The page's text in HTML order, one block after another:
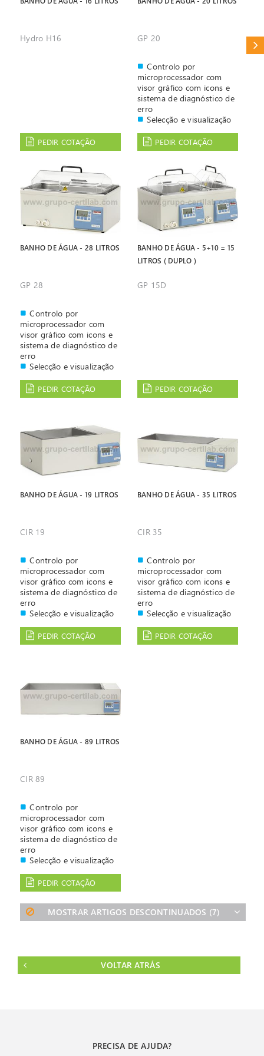
Hydro H16
PEDIR COTAÇÃO
GP 20
Controlo por
microprocessador com
visor gráfico com icons e
sistema de diagnóstico de
erro
Selecção e visualização
Possibilidade de
programar até 4
Alarme audível e sonoro
Interior e resistências
em aço inoxidável
PEDIR COTAÇÃO
BANHO DE ÁGUA - 28 LITROS
GP 28
Controlo por
microprocessador com
visor gráfico com icons e
sistema de diagnóstico de
erro
Selecção e visualização
Possibilidade de
programar até 4
Interior e resistências
em aço inoxidável
PEDIR COTAÇÃO
BANHO DE ÁGUA - 5+10 = 15
LITROS ( DUPLO )
GP 15D
PEDIR COTAÇÃO
BANHO DE ÁGUA - 19 LITROS
CIR 19
Controlo por
microprocessador com
visor gráfico com icons e
sistema de diagnóstico de
erro
Selecção e visualização
Possibilidade de
programar até 4
permite ligar e desligar
automáticamente.
Alarme audível e sonoro
PEDIR COTAÇÃO
BANHO DE ÁGUA - 35 LITROS
CIR 35
Controlo por
microprocessador com
visor gráfico com icons e
sistema de diagnóstico de
erro
Selecção e visualização
Possibilidade de
programar até 4
PEDIR COTAÇÃO
BANHO DE ÁGUA - 89 LITROS
CIR 89
Controlo por
microprocessador com
visor gráfico com icons e
sistema de diagnóstico de
erro
Selecção e visualização
Possibilidade de
programar até 4
temperaturas diferentes.
Temporizador para
optimizar a operação que
Alarme audível e sonoro
PEDIR COTAÇÃO
MOSTRAR ARTIGOS DESCONTINUADOS (7)
VOLTAR ATRÁS
PRECISA DE AJUDA?